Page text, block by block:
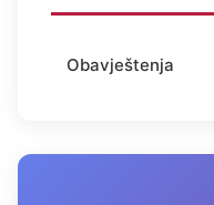
Obavještenja